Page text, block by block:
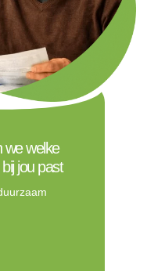
we welke
jou past